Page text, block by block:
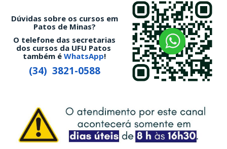
Dúvidas sobre os cursos em
Patos de Minas?
O telefone das secretarias
dos cursos da UFU Patos
também é WhatsApp!
(34) 3821-0588